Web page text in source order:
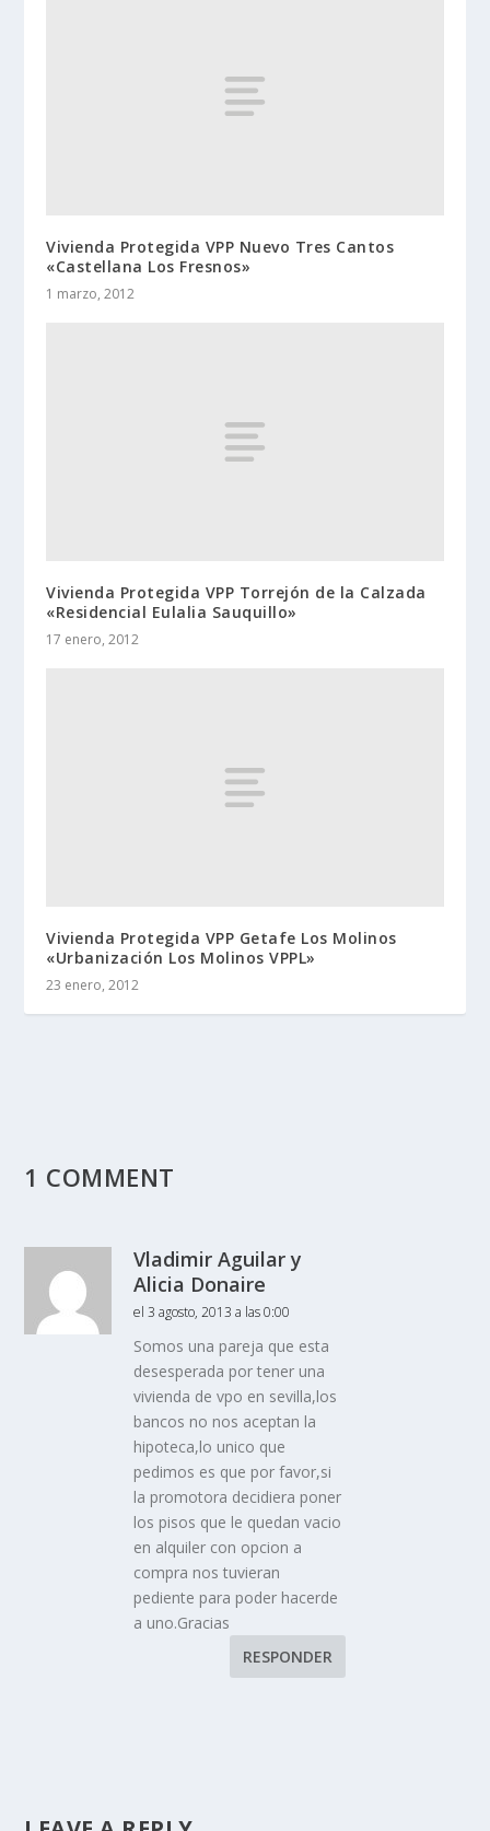
Vivienda Protegida VPP Nuevo Tres Cantos
«Castellana Los Fresnos»
1 marzo, 2012
Vivienda Protegida VPP Torrejón de la Calzada
«Residencial Eulalia Sauquillo»
17 enero, 2012
Vivienda Protegida VPP Getafe Los Molinos
«Urbanización Los Molinos VPPL»
23 enero, 2012
1 COMMENT
Vladimir Aguilar y
Alicia Donaire
el 3 agosto, 2013 a las 0:00
Somos una pareja que esta
desesperada por tener una
vivienda de vpo en sevilla,los
bancos no nos aceptan la
hipoteca,lo unico que
pedimos es que por favor,si
la promotora decidiera poner
los pisos que le quedan vacio
en alquiler con opcion a
compra nos tuvieran
pediente para poder hacerde
a uno.Gracias
RESPONDER